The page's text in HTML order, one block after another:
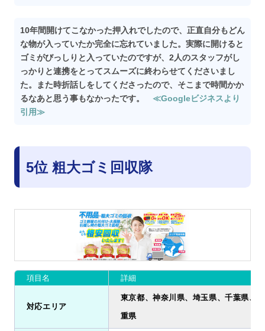
10年間開けてこなかった押入れでしたので、正直自分もどん
な物が入っていたか完全に忘れていました。実際に開けると
ゴミがびっしりと入っていたのですが、2人のスタッフがし
っかりと連携をとってスムーズに終わらせてくださいまし
た。また時折話しをしてくださったので、そこまで時間かか
るなあと思う事もなかったです。 ≪Googleビジネスより
引用≫
5位 粗大ゴミ回収隊
項目名 詳細
対応エリア
東京都、神奈川県、埼玉県、千葉県、
重県